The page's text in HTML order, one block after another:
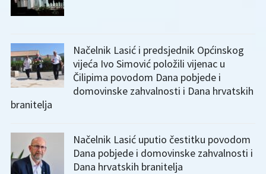
Načelnik Lasić i predsjednik Općinskog
vijeća Ivo Simović položili vijenac u
Čilipima povodom Dana pobjede i
domovinske zahvalnosti i Dana hrvatskih
branitelja
Načelnik Lasić uputio čestitku povodom
Dana pobjede i domovinske zahvalnosti i
Dana hrvatskih branitelja